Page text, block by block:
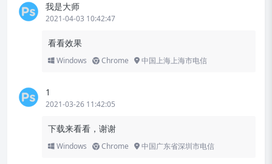
我是大师
2021-04-03 10:42:47
看看效果
Windows Chrome 中国上海上海市电信
1
2021-03-26 11:42:05
下载来看看，谢谢
Windows Chrome 中国广东省深圳市电信